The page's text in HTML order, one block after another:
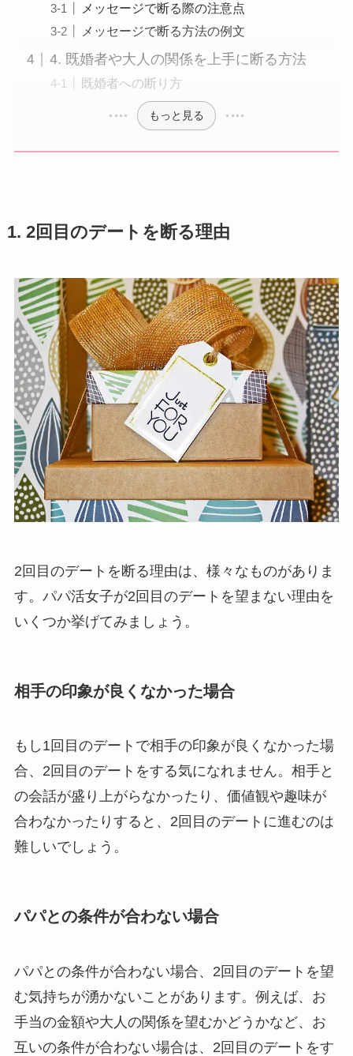
メッセージで断る際の注意点
メッセージで断る方法の例文
4. 既婚者や大人の関係を上手に断る方法
既婚者への断り方
もっと見る
1. 2回目のデートを断る理由
2回目のデートを断る理由は、様々なものがありま
す。パパ活女子が2回目のデートを望まない理由を
いくつか挙げてみましょう。
相手の印象が良くなかった場合
もし1回目のデートで相手の印象が良くなかった場
合、2回目のデートをする気になれません。相手と
の会話が盛り上がらなかったり、価値観や趣味が
合わなかったりすると、2回目のデートに進むのは
難しいでしょう。
パパとの条件が合わない場合
パパとの条件が合わない場合、2回目のデートを望
む気持ちが湧かないことがあります。例えば、お
手当の金額や大人の関係を望むかどうかなど、お
互いの条件が合わない場合は、2回目のデートをす